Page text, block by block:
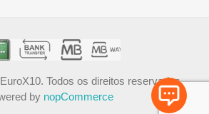
Todos os direitos reservados.
by nopCommerce